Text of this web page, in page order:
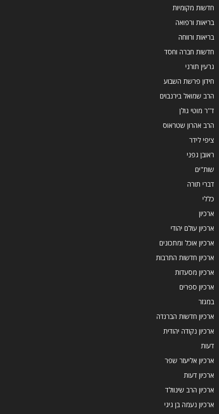
חדשות מקומיות
בריאות ורפואה
בריאות ורווחה
חדשות חברה וחסד
גרעין תורני
חידון פרשת השבוע
הרב שמואל בירנבוים
ד''ר מוטי גולן
הרב אהרון שטראוס
ציפי לידר
ראובן גפני
שות"ים
דברי תורה
כללי
ארכיון
ארכיון עולם יהודי
ארכיון אוכל ומתכונים
ארכיון חדשות התרבות
ארכיון מסעדות
ארכיון ספרים
במגזר
ארכיון חדשות הברנז'ה
ארכיון נקודה יהודית
דעות
ארכיון אליעזר שפר
ארכיון דעות
ארכיון הרב שינוולד
ארכיון נעמה בן גיגי